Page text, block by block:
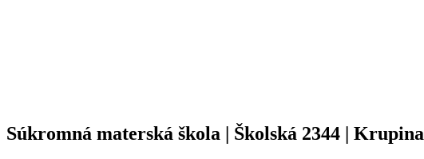
Súkromná materská škola | Školská 2344 | Krupina